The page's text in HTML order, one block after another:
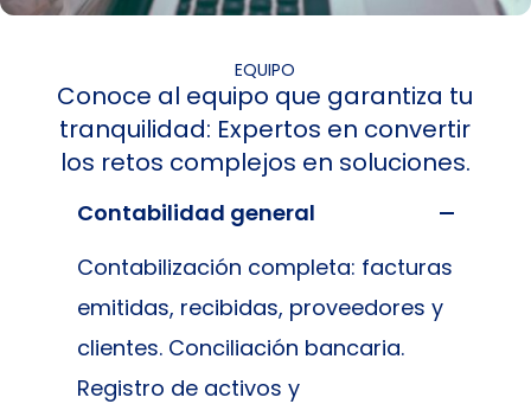
EQUIPO
Conoce al equipo que garantiza tu
tranquilidad: Expertos en convertir
los retos complejos en soluciones.
Contabilidad general
Contabilización completa: facturas
emitidas, recibidas, proveedores y
clientes. Conciliación bancaria.
Registro de activos y